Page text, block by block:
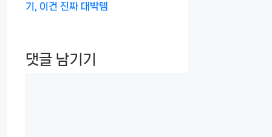
기, 이건 진짜 대박템
댓글 남기기